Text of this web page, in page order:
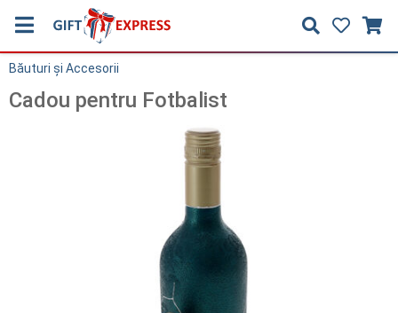
Băuturi și Accesorii
Cadou pentru Fotbalist